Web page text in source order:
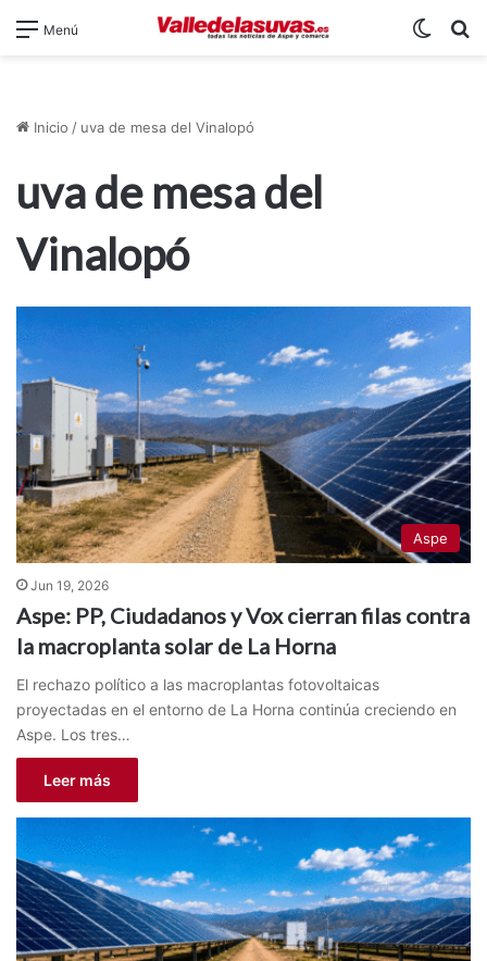
Menú
Inicio / uva de mesa del Vinalopó
uva de mesa del
Vinalopó
Aspe
Jun 19, 2026
Aspe: PP, Ciudadanos y Vox cierran filas contra
la macroplanta solar de La Horna
El rechazo político a las macroplantas fotovoltaicas
proyectadas en el entorno de La Horna continúa creciendo en
Aspe. Los tres…
Leer más